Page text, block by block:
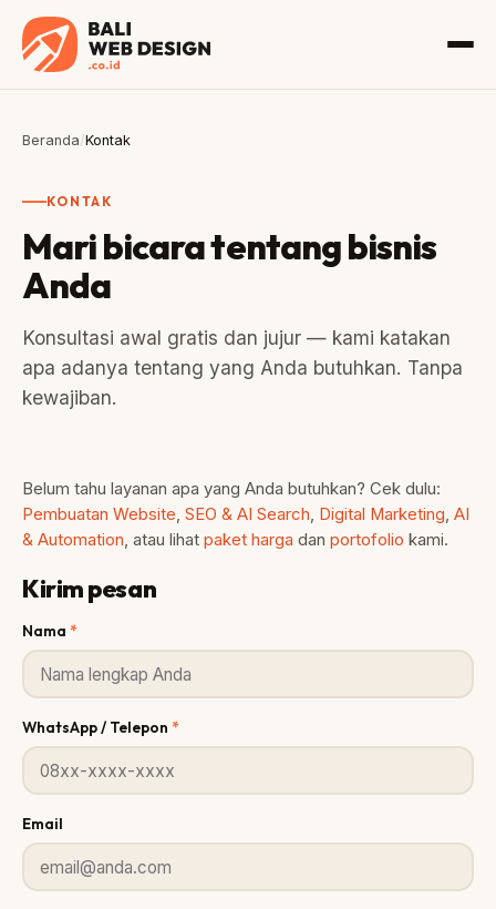
Beranda/Kontak
KONTAK
Mari bicara tentang bisnis
Anda
Konsultasi awal gratis dan jujur — kami katakan
apa adanya tentang yang Anda butuhkan. Tanpa
kewajiban.
Belum tahu layanan apa yang Anda butuhkan? Cek dulu:
Pembuatan Website, SEO & AI Search, Digital Marketing, AI
& Automation, atau lihat paket harga dan portofolio kami.
Kirim pesan
Nama
WhatsApp / Telepon
Email